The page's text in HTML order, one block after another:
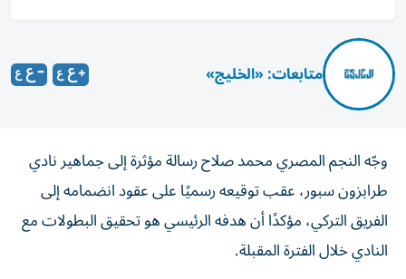
متابعات: «الخليج»
وجّه النجم المصري محمد صلاح رسالة مؤثرة إلى جماهير نادي
طرابزون سبور، عقب توقيعه رسميًا على عقود انضمامه إلى
الفريق التركي، مؤكدًا أن هدفه الرئيسي هو تحقيق البطولات مع
النادي خلال الفترة المقبلة.